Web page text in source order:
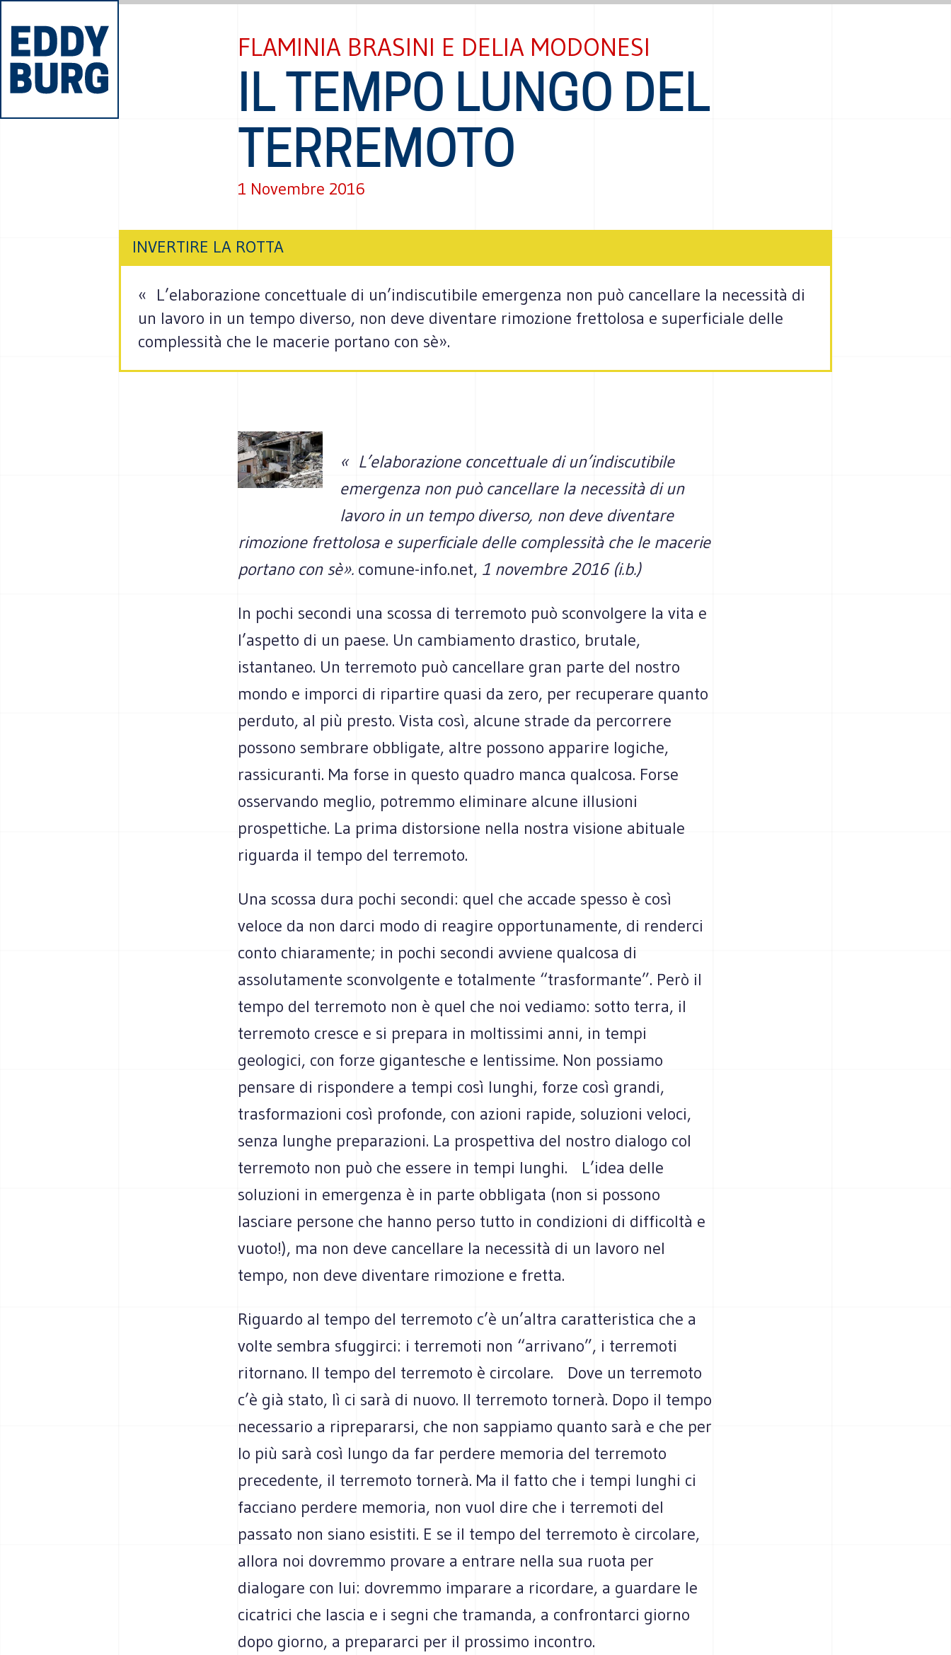
FLAMINIA BRASINI E DELIA MODONESI
IL TEMPO LUNGO DEL
TERREMOTO
1 Novembre 2016
INVERTIRE LA ROTTA
« L’elaborazione concettuale di un’indiscutibile emergenza non può cancellare la necessità di
un lavoro in un tempo diverso, non deve diventare rimozione frettolosa e superficiale delle
complessità che le macerie portano con sè».
« L’elaborazione concettuale di un’indiscutibile
emergenza non può cancellare la necessità di un
lavoro in un tempo diverso, non deve diventare
rimozione frettolosa e superficiale delle complessità che le macerie
portano con sè». comune-info.net, 1 novembre 2016 (i.b.)
In pochi secondi una scossa di terremoto può sconvolgere la vita e
l’aspetto di un paese. Un cambiamento drastico, brutale,
istantaneo. Un terremoto può cancellare gran parte del nostro
mondo e imporci di ripartire quasi da zero, per recuperare quanto
perduto, al più presto. Vista così, alcune strade da percorrere
possono sembrare obbligate, altre possono apparire logiche,
rassicuranti. Ma forse in questo quadro manca qualcosa. Forse
osservando meglio, potremmo eliminare alcune illusioni
prospettiche. La prima distorsione nella nostra visione abituale
riguarda il tempo del terremoto.
Una scossa dura pochi secondi: quel che accade spesso è così
veloce da non darci modo di reagire opportunamente, di renderci
conto chiaramente; in pochi secondi avviene qualcosa di
assolutamente sconvolgente e totalmente “trasformante”. Però il
tempo del terremoto non è quel che noi vediamo: sotto terra, il
terremoto cresce e si prepara in moltissimi anni, in tempi
geologici, con forze gigantesche e lentissime. Non possiamo
pensare di rispondere a tempi così lunghi, forze così grandi,
trasformazioni così profonde, con azioni rapide, soluzioni veloci,
senza lunghe preparazioni. La prospettiva del nostro dialogo col
terremoto non può che essere in tempi lunghi. L’idea delle
soluzioni in emergenza è in parte obbligata (non si possono
lasciare persone che hanno perso tutto in condizioni di difficoltà e
vuoto!), ma non deve cancellare la necessità di un lavoro nel
tempo, non deve diventare rimozione e fretta.
Riguardo al tempo del terremoto c’è un’altra caratteristica che a
volte sembra sfuggirci: i terremoti non “arrivano”, i terremoti
ritornano. Il tempo del terremoto è circolare. Dove un terremoto
c’è già stato, lì ci sarà di nuovo. Il terremoto tornerà. Dopo il tempo
necessario a riprepararsi, che non sappiamo quanto sarà e che per
lo più sarà così lungo da far perdere memoria del terremoto
precedente, il terremoto tornerà. Ma il fatto che i tempi lunghi ci
facciano perdere memoria, non vuol dire che i terremoti del
passato non siano esistiti. E se il tempo del terremoto è circolare,
allora noi dovremmo provare a entrare nella sua ruota per
dialogare con lui: dovremmo imparare a ricordare, a guardare le
cicatrici che lascia e i segni che tramanda, a confrontarci giorno
dopo giorno, a prepararci per il prossimo incontro.